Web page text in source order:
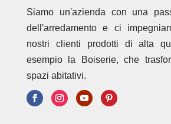
Siamo un'azienda con una
dell'arredamento e ci
nostri clienti prodotti di alta
esempio la Boiserie, che
spazi abitativi.